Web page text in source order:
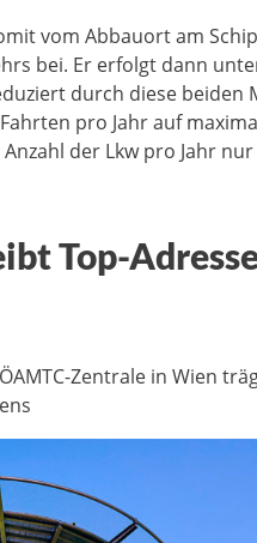
vom Abbauort am
bei. Er erfolgt dann
durch diese beiden
pro Jahr auf
der Lkw pro Jahr
Top-
Zentrale in Wien